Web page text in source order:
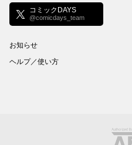
コミックDAYS
@comicdays_team
お知らせ
ヘルプ／使い方